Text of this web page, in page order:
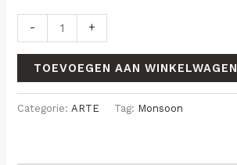
- +
TOEVOEGEN AAN WINKELWAGEN
Categorie: ARTE Tag: Monsoon